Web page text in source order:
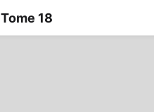
Tome 18